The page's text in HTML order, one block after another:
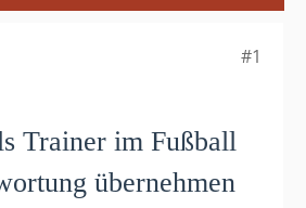
#1
Trainer im Fußball
übernehmen